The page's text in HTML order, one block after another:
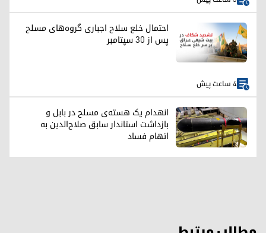
احتمال خلع سلاح اجباری گروه‌های مسلح
پس از ۳۰ سپتامبر
4 ساعت پیش
انهدام یک هسته‌ی مسلح در بابل و
بازداشت استاندار سابق صلاح‌الدین به
اتهام فساد